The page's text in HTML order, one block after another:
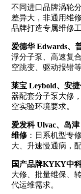
不同进口品牌涡轮
差异大，非通用维
品牌打造专属维修工
爱德华 Edwards、
浮分子泵、高速复
空跳变、驱动报错
莱宝 Leybold、安
器配套分子泵大修
空实验环境要求。
爱发科 Ulvac、岛
维修 ：日系机型专
大、升速慢通病，
国产品牌KYKY中
大修、批量维保、
代运维需求。